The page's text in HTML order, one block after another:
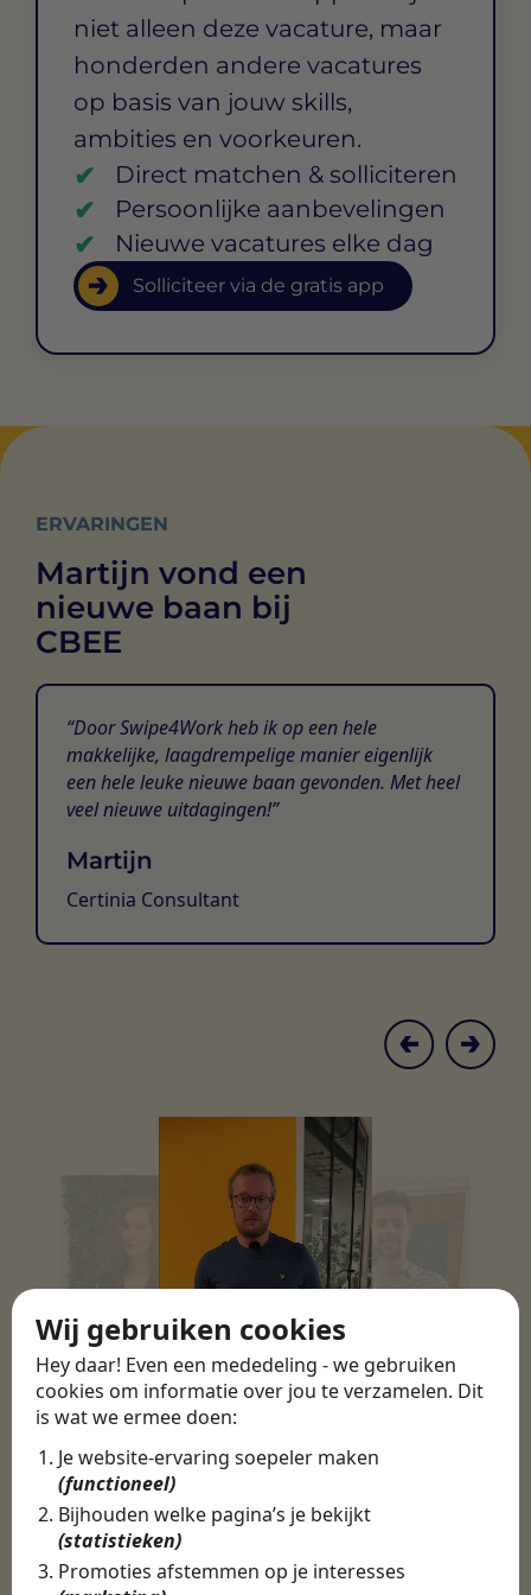
Wij gebruiken cookies
Hey daar! Even een mededeling - we gebruiken
cookies om informatie over jou te verzamelen. Dit
is wat we ermee doen:
Je website-ervaring soepeler maken
(functioneel)
Bijhouden welke pagina’s je bekijkt
(statistieken)
Promoties afstemmen op je interesses
niet alleen deze vacature, maar
honderden andere vacatures
op basis van jouw skills,
ambities en voorkeuren.
Direct matchen & solliciteren
Persoonlijke aanbevelingen
Nieuwe vacatures elke dag
Solliciteer via de gratis app
ERVARINGEN
Martijn vond een
nieuwe baan bij
CBEE
Door Swipe4Work heb ik op een hele
makkelijke, laagdrempelige manier eigenlijk
een hele leuke nieuwe baan gevonden. Met heel
veel nieuwe uitdagingen!
Martijn
Certinia Consultant